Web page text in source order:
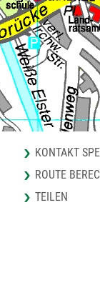
KONTAKT
ROUTE
TEILEN